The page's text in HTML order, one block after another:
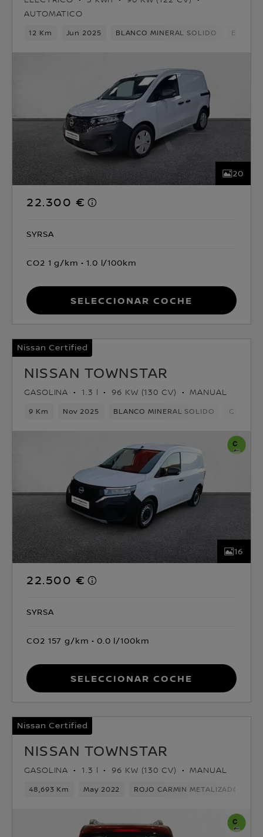
AUTOMATICO
12 Km Jun 2025 BLANCO MINERAL SOLIDO
20
22.300 €
SYRSA
CO2 1 g/km 1.0 l/100km
Seleccionar coche
Nissan Certified
NISSAN TOWNSTAR
GASOLINA 1.3 l 96 KW (130 CV) MANUAL
9 Km Nov 2025 BLANCO MINERAL SOLIDO Gasolina
16
22.500 €
SYRSA
CO2 157 g/km 0.0 l/100km
Seleccionar coche
Nissan Certified
NISSAN TOWNSTAR
GASOLINA 1.3 l 96 KW (130 CV) MANUAL
48,693 Km May 2022 ROJO CARMIN METALIZADO